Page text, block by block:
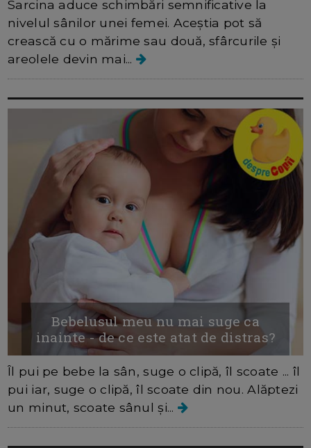
Sarcina aduce schimbări semnificative la
nivelul sânilor unei femei. Aceștia pot să
crească cu o mărime sau două, sfârcurile și
areolele devin mai...
Bebelusul meu nu mai suge ca
inainte - de ce este atat de distras?
Îl pui pe bebe la sân, suge o clipă, îl scoate ... îl
pui iar, suge o clipă, îl scoate din nou. Alăptezi
un minut, scoate sânul și...